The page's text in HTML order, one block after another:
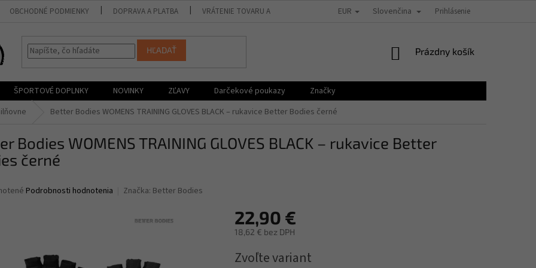
OBCHODNÉ PODMIENKY DOPRAVA A PLATBA VRÁTENIE TOVARU A REKLAMÁCIE GDPR KONTAKTY VEĽKOSTNÉ TABUĽKY
EUR Slovenčina Prihlásenie
HĽADAŤ
NÁKUPNÝ
Prázdny košík
ŠPORTOVÉ DOPLNKY NOVINKY ZĽAVY Darčekové poukazy
Značky
Better Bodies WOMENS TRAINING GLOVES BLACK – rukavice Better Bodies černé
Bodies WOMENS TRAINING GLOVES BLACK – rukavice Better
černé
Podrobnosti hodnotenia Značka: Better Bodies
22,90 €
18,62 € bez DPH
cena:
Zvoľte variant